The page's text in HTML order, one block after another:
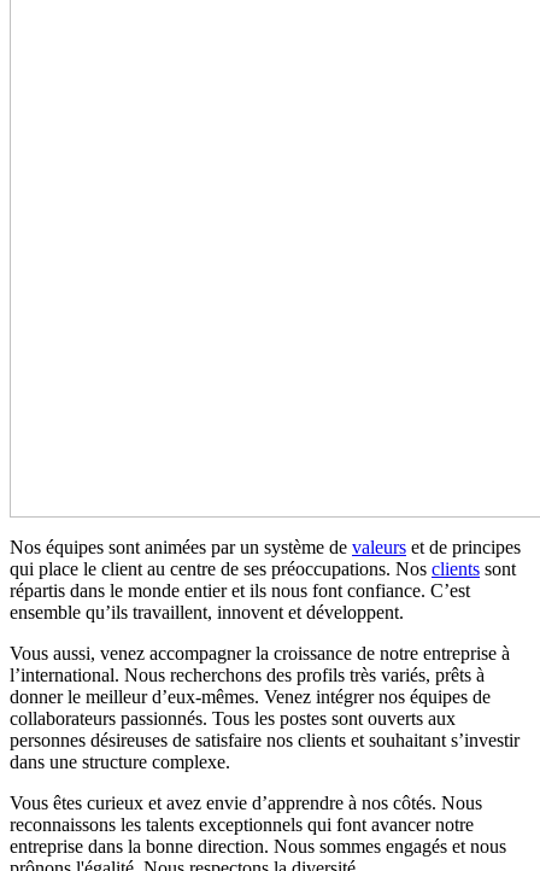
Nos équipes sont animées par un système de valeurs et de principes
qui place le client au centre de ses préoccupations. Nos clients sont
répartis dans le monde entier et ils nous font confiance. C’est
ensemble qu’ils travaillent, innovent et développent.
Vous aussi, venez accompagner la croissance de notre entreprise à
l’international. Nous recherchons des profils très variés, prêts à
donner le meilleur d’eux-mêmes. Venez intégrer nos équipes de
collaborateurs passionnés. Tous les postes sont ouverts aux
personnes désireuses de satisfaire nos clients et souhaitant s’investir
dans une structure complexe.
Vous êtes curieux et avez envie d’apprendre à nos côtés. Nous
reconnaissons les talents exceptionnels qui font avancer notre
entreprise dans la bonne direction. Nous sommes engagés et nous